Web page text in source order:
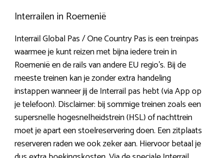
Interrailen in Roemenië
Interrail Global Pas / One Country Pas is een treinpas
waarmee je kunt reizen met bijna iedere trein in
Roemenië en de rails van andere EU regio’s. Bij de
meeste treinen kan je zonder extra handeling
instappen wanneer jij de Interrail pas hebt (via App op
je telefoon). Disclaimer: bij sommige treinen zoals een
supersnelle hogesnelheidstrein (HSL) of nachttrein
moet je apart een stoelreservering doen. Een zitplaats
reserveren raden we ook zeker aan. Hiervoor betaal je